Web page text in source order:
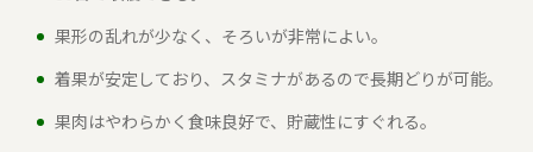
果形の乱れが少なく、そろいが非常によい。
着果が安定しており、スタミナがあるので長期どりが可能。
果肉はやわらかく食味良好で、貯蔵性にすぐれる。